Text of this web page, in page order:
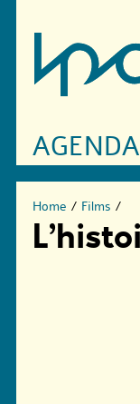
AGENDA
Home / Films /